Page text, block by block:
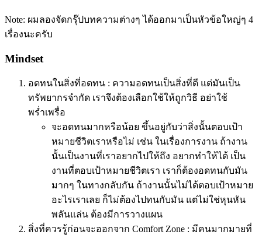
Note: ผมลองจัดกรุ๊ปบทความต่างๆ ได้ออกมาเป็นหัวข้อใหญ่ๆ 4
เรื่องนะครับ
Mindset
อดทนในสิ่งที่อดทน : ความอดทนเป็นสิ่งที่ดี แต่มันเป็น
ทรัพยากรจำกัด เราจึงต้องเลือกใช้ให้ถูกวิธี อย่าใช้
พร่ำเพรื่อ
จะอดทนมากหรือน้อย ขึ้นอยู่กับว่าสิ่งนั้นตอบเป้า
หมายชีวิตเราหรือไม่ เช่น ในเรื่องการงาน ถ้างาน
นั้นเป็นงานที่เราอยากไปให้ถึง อยากทำให้ได้ เป็น
งานที่ตอบเป้าหมายชีวิตเรา เราก็ต้องอดทนกับมัน
มากๆ ในทางกลับกัน ถ้างานนั้นไม่ได้ตอบเป้าหมาย
อะไรเราเลย ก็ไม่ต้องไปทนกับมัน แต่ไม่ใช่หุนหัน
พลันแล่น ต้องมีการวางแผน
สิ่งที่ควรรู้ก่อนจะออกจาก Comfort Zone : มีคนมากมายที่